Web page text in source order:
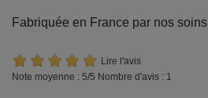
Fabriquée en France par nos soins
Lire l'avis
Note moyenne : 5/5 Nombre d'avis : 1